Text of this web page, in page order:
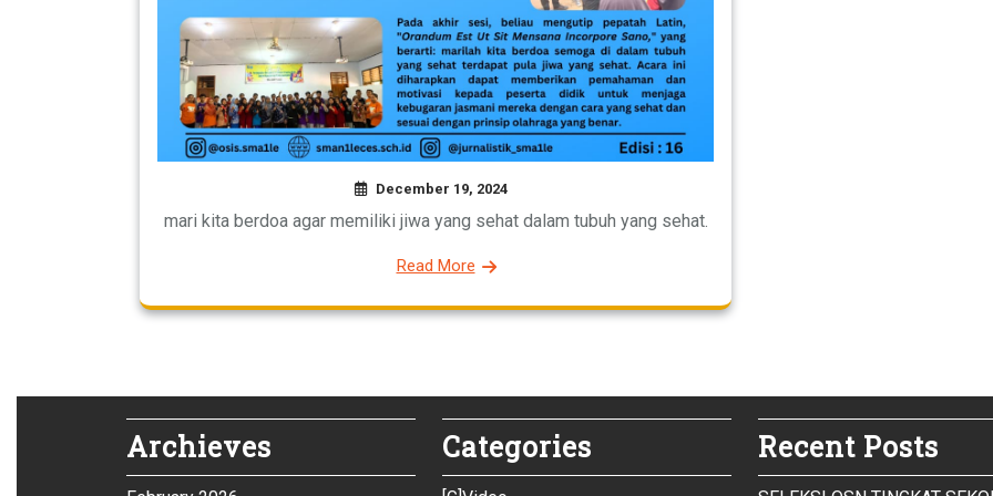
December 19, 2024
mari kita berdoa agar memiliki jiwa yang sehat dalam tubuh yang sehat.
Read More
Archieves Categories Recent Posts